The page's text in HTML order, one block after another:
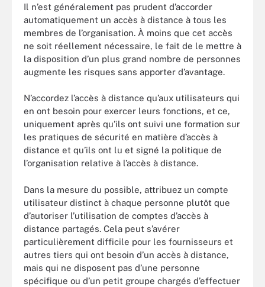
Il n’est généralement pas prudent d’accorder
automatiquement un accès à distance à tous les
membres de l’organisation. À moins que cet accès
ne soit réellement nécessaire, le fait de le mettre à
la disposition d’un plus grand nombre de personnes
augmente les risques sans apporter d’avantage.
N’accordez l’accès à distance qu’aux utilisateurs qui
en ont besoin pour exercer leurs fonctions, et ce,
uniquement après qu’ils ont suivi une formation sur
les pratiques de sécurité en matière d’accès à
distance et qu’ils ont lu et signé la politique de
l’organisation relative à l’accès à distance.
Dans la mesure du possible, attribuez un compte
utilisateur distinct à chaque personne plutôt que
d’autoriser l’utilisation de comptes d’accès à
distance partagés. Cela peut s’avérer
particulièrement difficile pour les fournisseurs et
autres tiers qui ont besoin d’un accès à distance,
mais qui ne disposent pas d’une personne
spécifique ou d’un petit groupe chargés d’effectuer